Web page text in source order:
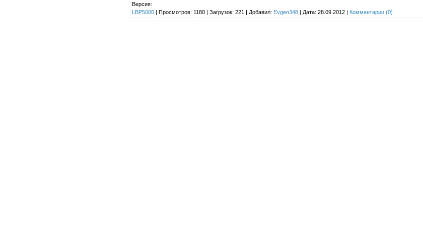
Версия:
LBP5000| Просмотров: 1180 | Загрузок: 221 | Добавил: Evgen348| Дата: 28.09.2012| Комментарии (0)